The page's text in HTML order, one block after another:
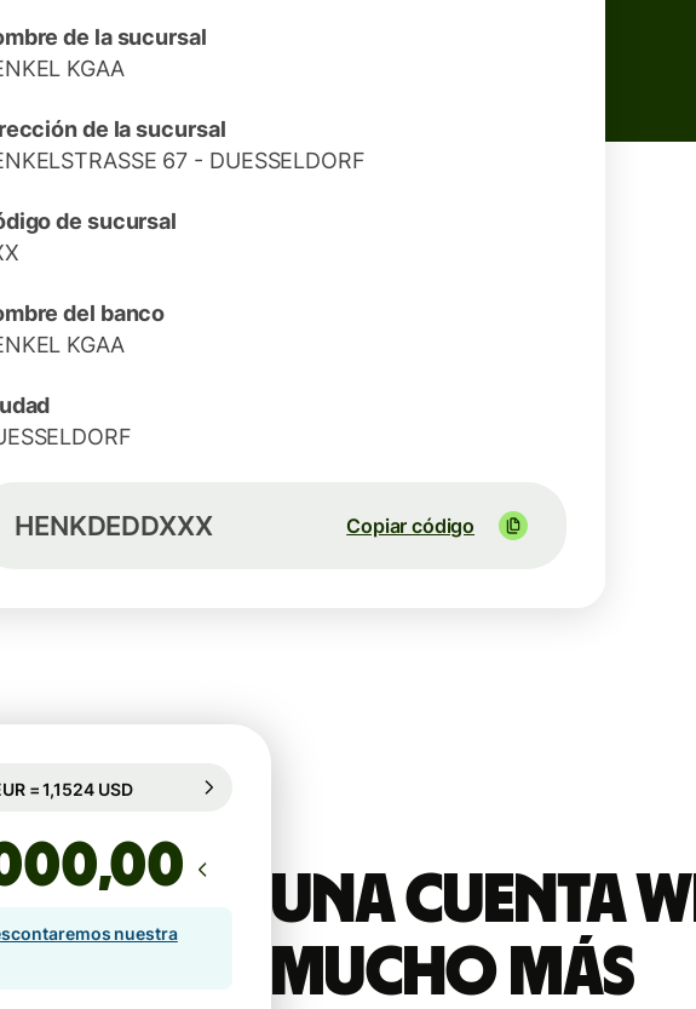
de la sucursal
KGAA
de la sucursal
67 - DUESSELDORF
de sucursal
del banco
KGAA
HENKDEDDXXX Copiar código
Una cuenta
mucho más
durante 82 h
,00
nuestra